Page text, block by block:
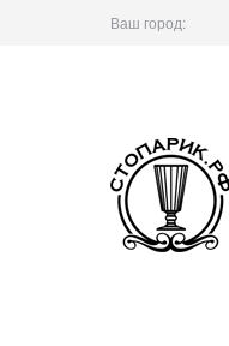
Ваш город: